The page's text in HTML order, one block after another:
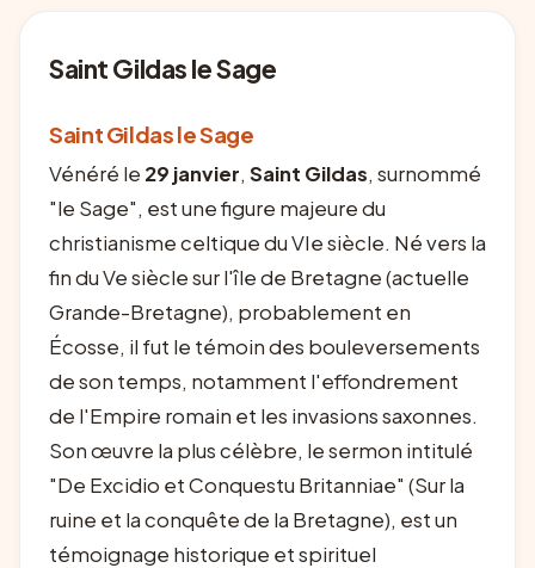
Saint Gildas le Sage
Saint Gildas le Sage
Vénéré le 29 janvier, Saint Gildas, surnommé
"le Sage", est une figure majeure du
christianisme celtique du VIe siècle. Né vers la
fin du Ve siècle sur l'île de Bretagne (actuelle
Grande-Bretagne), probablement en
Écosse, il fut le témoin des bouleversements
de son temps, notamment l'effondrement
de l'Empire romain et les invasions saxonnes.
Son œuvre la plus célèbre, le sermon intitulé
"De Excidio et Conquestu Britanniae" (Sur la
ruine et la conquête de la Bretagne), est un
témoignage historique et spirituel